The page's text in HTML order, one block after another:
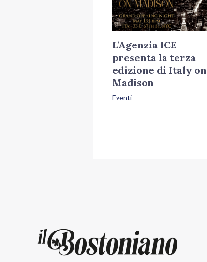
L’Agenzia ICE
presenta la terza
edizione di Italy on
Madison
Eventi